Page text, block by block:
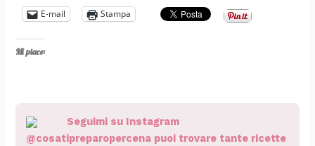
E-mail Stampa
Mi piace:
Seguimi su Instagram
@cosatipreparopercena puoi trovare tante ricette